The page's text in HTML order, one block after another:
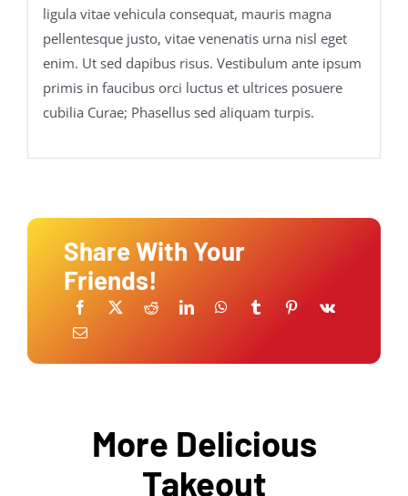
ligula vitae vehicula consequat, mauris magna
pellentesque justo, vitae venenatis urna nisl eget
enim. Ut sed dapibus risus. Vestibulum ante ipsum
primis in faucibus orci luctus et ultrices posuere
cubilia Curae; Phasellus sed aliquam turpis.
Share With Your
Friends!
More Delicious
Takeout